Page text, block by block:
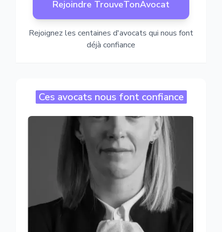
Rejoindre TrouveTonAvocat
Rejoignez les centaines d'avocats qui nous font
déjà confiance
Ces avocats nous font confiance